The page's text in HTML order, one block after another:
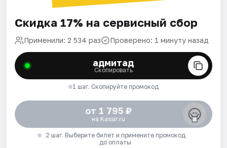
Скидка 17% на сервисный сбор
Применили: 2 534 раз Проверено: 1 минуту назад
адмитад
Скопировать
1 шаг. Скопируйте промокод
от 1 795 ₽
на Kassir.ru
2 шаг. Выберите билет и примените промокод
до оплаты